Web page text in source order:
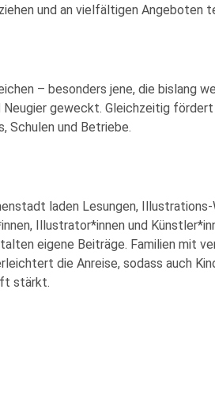
und an vielfältigen Angeboten
– besonders jene, die bislang
geweckt. Gleichzeitig
Schulen und Betriebe.
laden Lesungen,
Illustrator*innen und
eigene Beiträge. Familien mit
die Anreise, sodass auch
stärkt.